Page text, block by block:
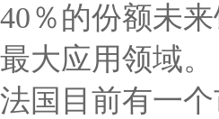
40％的份额未
最大应用领域。
法国目前有一